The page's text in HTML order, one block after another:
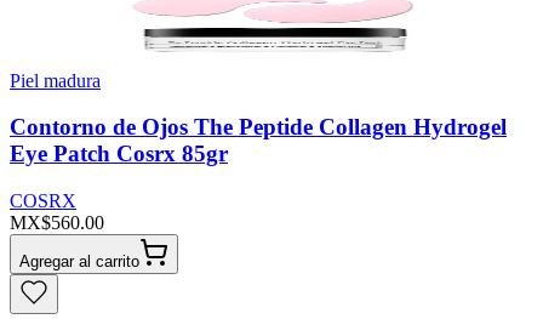
Piel madura
Contorno de Ojos The Peptide Collagen Hydrogel
Eye Patch Cosrx 85gr
COSRX
MX$560.00
Agregar al carrito